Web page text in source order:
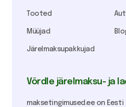
Tooted
Müüjad
Järelmaksupakkujad
Võrdle järelmaksu- ja
maksetingimused.ee on